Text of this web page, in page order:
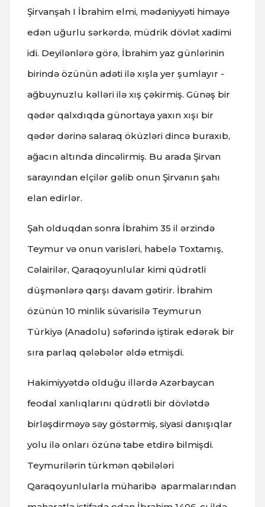
Şirvanşah I İbrahim elmi, mədəniyyəti himayə
edən uğurlu sərkərdə, müdrik dövlət xadimi
idi. Deyilənlərə görə, İbrahim yaz günlərinin
birində özünün adəti ilə xışla yer şumlayır -
ağbuynuzlu kəlləri ilə xış çəkirmiş. Günəş bir
qədər qalxdıqda günortaya yaxın xışı bir
qədər dərinə salaraq öküzləri dincə buraxıb,
ağacın altında dincəlirmiş. Bu arada Şirvan
sarayından elçilər gəlib onun Şirvanın şahı
elan edirlər.
Şah olduqdan sonra İbrahim 35 il ərzində
Teymur və onun varisləri, habelə Toxtamış,
Cəlairilər, Qaraqoyunlular kimi qüdrətli
düşmənlərə qarşı davam gətirir. İbrahim
özünün 10 minlik süvarisilə Teymurun
Türkiyə (Anadolu) səfərində iştirak edərək bir
sıra parlaq qələbələr əldə etmişdi.
Hakimiyyətdə olduğu illərdə Azərbaycan
feodal xanlıqlarını qüdrətli bir dövlətdə
birləşdirməyə səy göstərmiş, siyasi danışıqlar
yolu ilə onları özünə tabe etdirə bilmişdi.
Teymurilərin türkmən qəbilələri
Qaraqoyunlularla müharibə aparmalarından